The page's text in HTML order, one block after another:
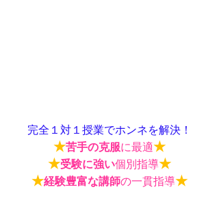
完全１対１授業でホンネを解決！
★苦手の克服に最適★
★受験に強い個別指導★
★経験豊富な講師の一貫指導★